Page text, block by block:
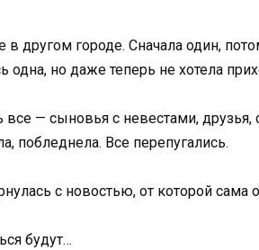
другом городе. Сначала один,
одна, но даже теперь не хотела
— сыновья с невестами,
побледнела. Все перепугались.
с новостью, от которой сама
будут…